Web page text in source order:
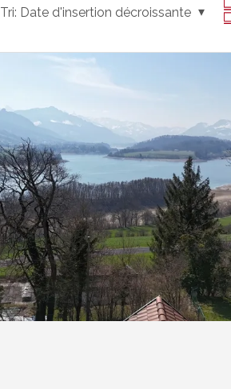
Tri: Date d'insertion décroissante